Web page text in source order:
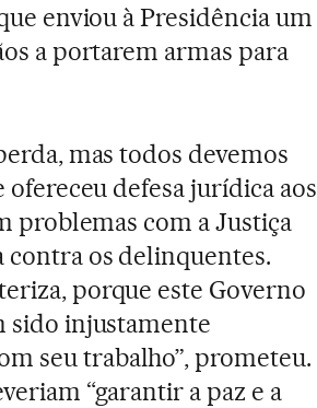
enviou à Presidência um
a portarem armas para
mas todos devemos
defesa jurídica aos
problemas com a Justiça
os delinquentes.
porque este Governo
sido injustamente
seu trabalho”, prometeu.
“garantir a paz e a